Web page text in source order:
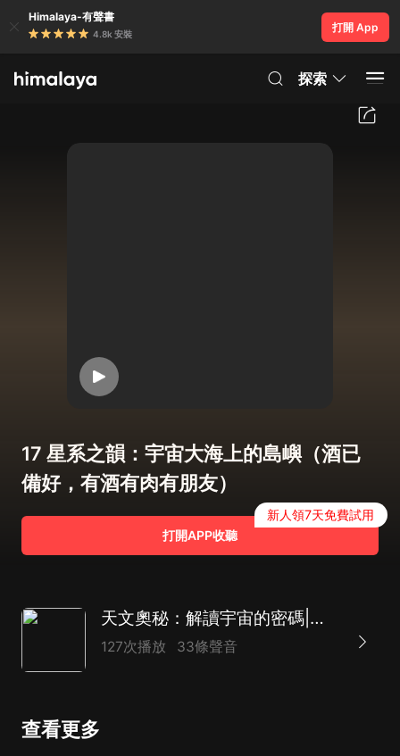
Himalaya-有聲書
4.8k 安裝
打開 App
探索
17 星系之韻：宇宙大海上的島嶼（酒已
備好，有酒有肉有朋友）
打開APP收聽
新人領7天免費試用
天文奧秘：解讀宇宙的密碼|天文學科普|宇宙探索故事|兒童睡前科普
127次播放 33條聲音
查看更多